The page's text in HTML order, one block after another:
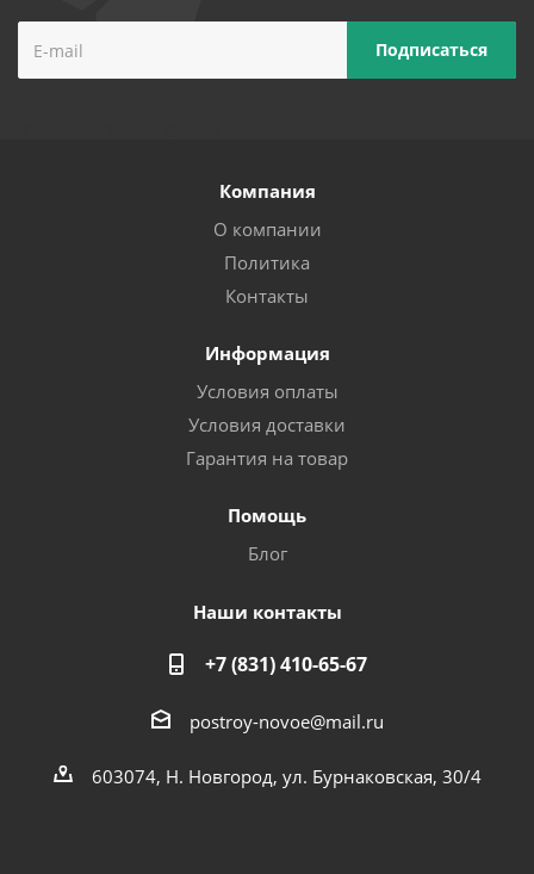
Компания
О компании
Политика
Контакты
Информация
Условия оплаты
Условия доставки
Гарантия на товар
Помощь
Блог
Наши контакты
+7 (831) 410-65-67
postroy-novoe@mail.ru
603074, Н. Новгород, ул. Бурнаковская, 30/4